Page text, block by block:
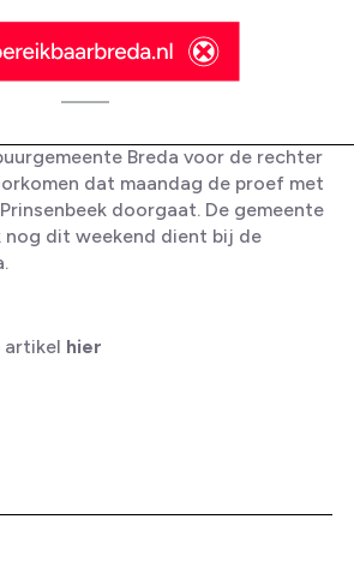
voor rechter
Breda voor de rechter
dat maandag de proef met
doorgaat. De gemeente
nog dit weekend dient bij de
artikel hier